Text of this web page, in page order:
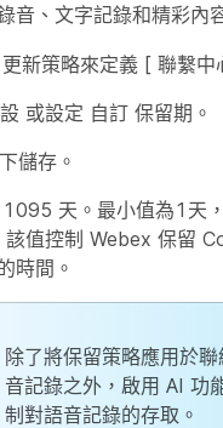
音、文字記錄和精彩內
更新策略來定義 [ 聯繫中
或設定 自訂 保留期。
儲存 。
天。最小值為1天
值控制 Webex 保留
時間。
除了將保留策略應用於
音記錄之外，啟用 AI 功
制對語音記錄的存取。